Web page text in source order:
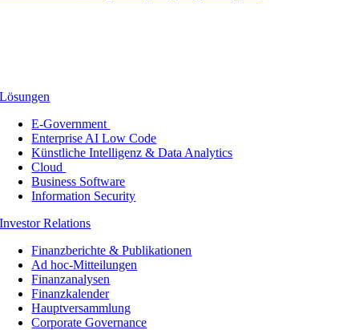
Lösungen
E-Government
Enterprise AI Low Code
Künstliche Intelligenz & Data Analytics
Cloud
Business Software
Information Security
Investor Relations
Finanzberichte & Publikationen
Ad hoc-Mitteilungen
Finanzanalysen
Finanzkalender
Hauptversammlung
Corporate Governance